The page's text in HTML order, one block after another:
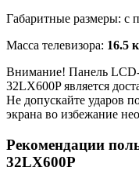
Габаритные размеры: с
Масса телевизора: 16.5
Внимание! Панель
32LX600P является
Не допускайте ударов
экрана во избежание
Рекомендации
32LX600P